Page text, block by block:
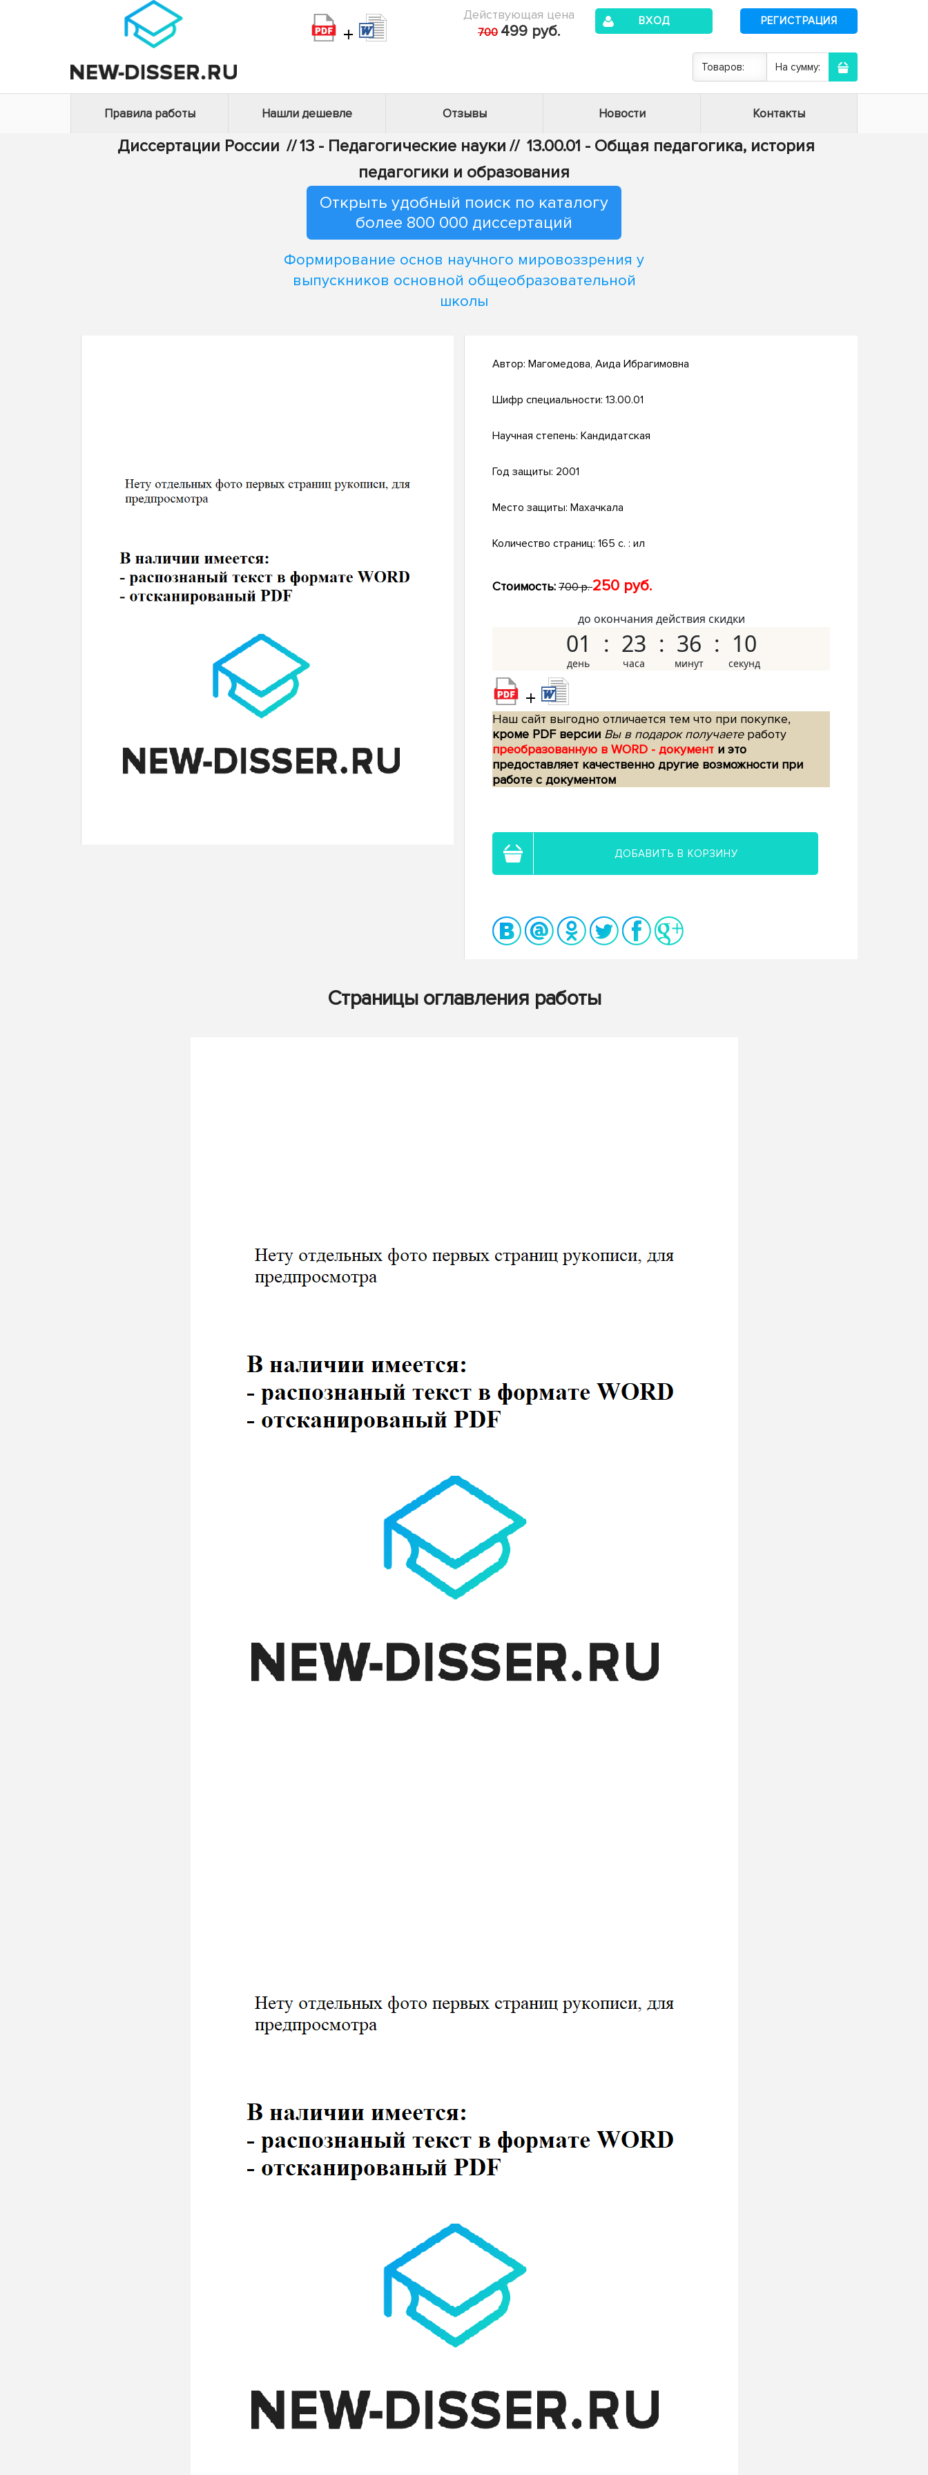
+
Действующая цена
700 499 руб.
ВХОД РЕГИСТРАЦИЯ
Товаров: На сумму:
Правила работы Нашли дешевле Отзывы Новости Контакты
Диссертации России //13 - Педагогические науки // 13.00.01 - Общая педагогика, история
педагогики и образования
Открыть удобный поиск по каталогу
более 800 000 диссертаций
Формирование основ научного мировоззрения у
выпускников основной общеобразовательной
школы
Автор: Магомедова, Аида Ибрагимовна
Шифр специальности: 13.00.01
Научная степень: Кандидатская
Год защиты: 2001
Место защиты: Махачкала
Количество страниц: 165 с. : ил
Стоимость: 700 р.250 руб.
до окончания действия скидки
01 23 36 09
+
Наш сайт выгодно отличается тем что при покупке,
кроме PDF версии Вы в подарок получаетеработу
преобразованную в WORD - документ и это
предоставляет качественно другие возможности при
работе с документом
ДОБАВИТЬ В КОРЗИНУ
Страницы оглавления работы